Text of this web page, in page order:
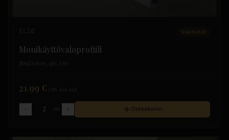
IL10 Valolistat
Monikäyttövaloprofiili
80x23 mm, pit. 2 m
21.99 € /m
m Ostoskoriin